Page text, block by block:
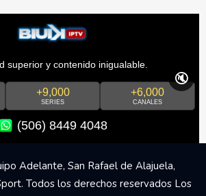
superior y contenido inigualable.
+9,000
SERIES
+6,000
CANALES
(506) 8449 4048
🔇
Adelante, San Rafael de Alajuela,
Todos los derechos reservados Los